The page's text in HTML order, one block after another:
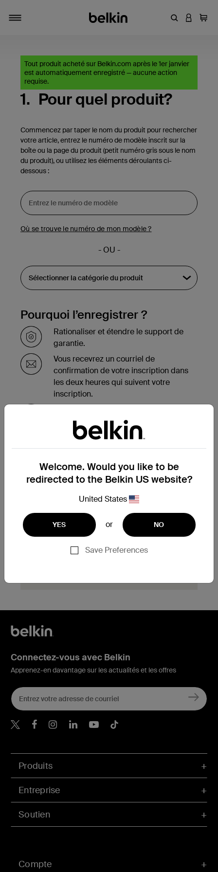
Entrez un
Tout produit acheté sur Belkin.com après le 1er janvier
est automatiquement enregistré — aucune action
requise.
1. Pour quel produit?
Commencez par taper le nom du produit pour rechercher
votre article, entrez le numéro de modèle inscrit sur la
boîte ou la page du produit (petit numéro gris sous le nom
du produit), ou utilisez les éléments déroulants ci-
dessous :
Où se trouve le numéro de mon modèle ?
- OU -
Pourquoi l’enregistrer ?
Rationaliser et étendre le support de
garantie.
Vous recevrez un courriel de
confirmation de votre inscription dans
les deux heures qui suivent votre
inscription.
enregistrés au bas de la page de votre
compte.
Vous devez remplacer un
produit sous garantie ?
Complétez le formulaire de demande
d’assistance vous contactera rapidement
pour vous indiquer la marche à suivre.
Welcome. Would you like to be
redirected to the Belkin US website?
United States
YES or NO
Save Preferences
Compte
Produits
Entreprise
Soutien
Connectez-vous avec Belkin
Apprenez-en davantage sur les actualités et les offres
Belkin Twitter
Belkin Facebook
Belkin Instagram
Belkin LinkedIn
Belkin Youtube
Belkin TikTok